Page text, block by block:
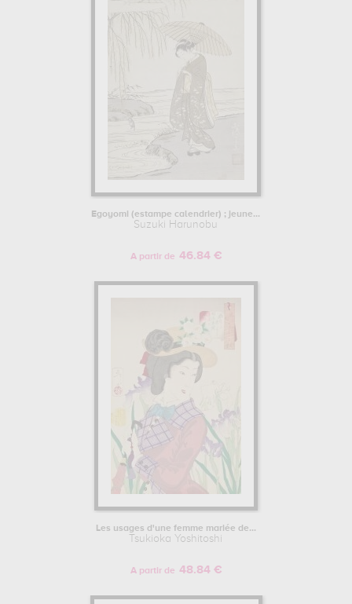
Egoyomi (estampe calendrier) ; jeune...
Suzuki Harunobu
A partir de 46.84 €
Les usages d'une femme mariée de...
Tsukioka Yoshitoshi
A partir de 48.84 €